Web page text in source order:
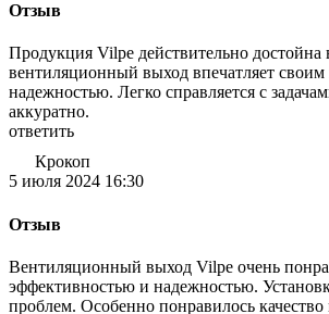
Отзыв
Продукция Vilpe действительно
вентиляционный выход впечатляет своим
надежностью. Легко справляется с
аккуратно.
ответить
Крокоп
5 июля 2024 16:30
Отзыв
Вентиляционный выход Vilpe очень
эффективностью и надежностью.
проблем. Особенно понравилось качество